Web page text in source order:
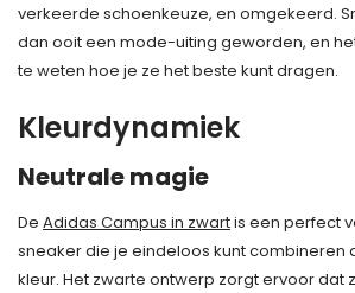
verkeerde schoenkeuze, en omgekeerd.
dan ooit een mode-uiting geworden, en
te weten hoe je ze het beste kunt dragen.
Kleurdynamiek
Neutrale magie
De Adidas Campus in zwartis een perfect
sneaker die je eindeloos kunt combineren
kleur. Het zwarte ontwerp zorgt ervoor dat